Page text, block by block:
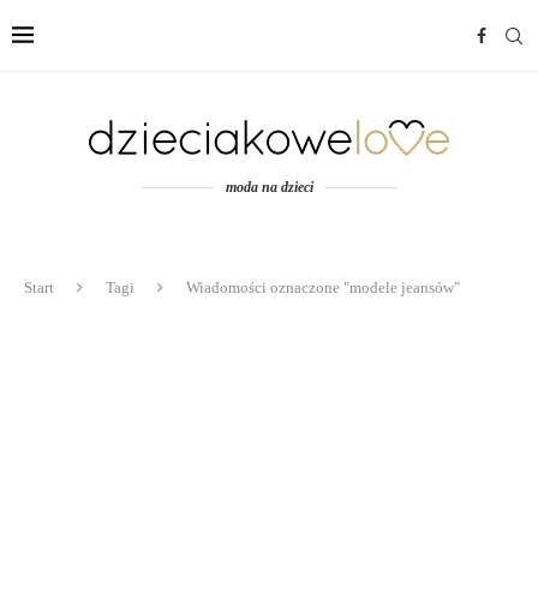
moda na dzieci
Start Tagi Wiadomości oznaczone "modele jeansów"